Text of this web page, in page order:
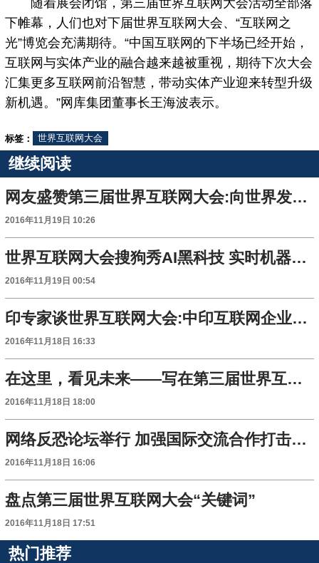
随着展会闭馆，第三届世界互联网大会活动全部落
下帷幕，人们也对下届世界互联网大会、“互联网之
光”博览会充满期待。“中国互联网的下半场已经开始，
互联网与实体产业的融合越来越被重视，期待下次大会
汇集更多互联网前沿智慧，带动实体产业迎来转型升级
新机遇。”网库集团董事长王海波表示。
标签： 世界互联网大会
继续阅读
网友盛赞第三届世界互联网大会:向世界发出治网最强音
2016年11月19日 10:26
世界互联网大会搜狗秀AI黑科技 实时机器翻译秒杀同传
2016年11月19日 00:54
印专家谈世界互联网大会:中印互联网企业加强了解的平台
2016年11月18日 16:33
在这里，看见未来——写在第三届世界互联网大会闭幕之际
2016年11月18日 18:00
网络反恐论坛举行 加强国际交流合作打击网络恐怖主义
2016年11月18日 16:06
盘点第三届世界互联网大会“关键词”
2016年11月18日 17:51
热门推荐